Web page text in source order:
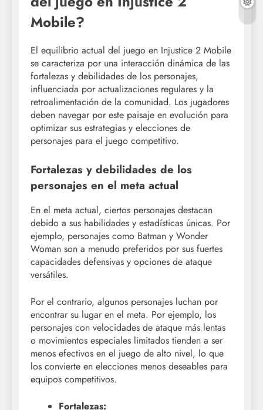
Mobile?
El equilibrio actual del juego en Injustice 2 Mobile
se caracteriza por una interacción dinámica de las
fortalezas y debilidades de los personajes,
influenciada por actualizaciones regulares y la
retroalimentación de la comunidad. Los jugadores
deben navegar por este paisaje en evolución para
optimizar sus estrategias y elecciones de
personajes para el juego competitivo.
Fortalezas y debilidades de los
personajes en el meta actual
En el meta actual, ciertos personajes destacan
debido a sus habilidades y estadísticas únicas. Por
ejemplo, personajes como Batman y Wonder
Woman son a menudo preferidos por sus fuertes
capacidades defensivas y opciones de ataque
versátiles.
Por el contrario, algunos personajes luchan por
encontrar su lugar en el meta. Por ejemplo, los
personajes con velocidades de ataque más lentas
o movimientos especiales limitados tienden a ser
menos efectivos en el juego de alto nivel, lo que
los convierte en elecciones menos deseables para
equipos competitivos.
Fortalezas: